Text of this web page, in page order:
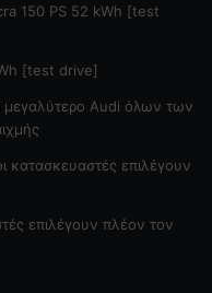
150 PS 52 kWh [test
[test drive]
Audi όλων των
οι κατασκευαστές επιλέγουν
επιλέγουν πλέον τον